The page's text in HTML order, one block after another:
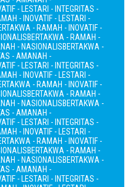
- LESTARI - INTEGRITAS -
- INOVATIF - LESTARI -
- RAMAH - INOVATIF -
BERTAKWA - RAMAH -
- NASIONALISBERTAKWA -
- AMANAH -
- LESTARI - INTEGRITAS -
- INOVATIF - LESTARI -
- RAMAH - INOVATIF -
BERTAKWA - RAMAH -
- NASIONALISBERTAKWA -
- AMANAH -
- LESTARI - INTEGRITAS -
- INOVATIF - LESTARI -
- RAMAH - INOVATIF -
BERTAKWA - RAMAH -
- NASIONALISBERTAKWA -
- AMANAH -
- LESTARI - INTEGRITAS -